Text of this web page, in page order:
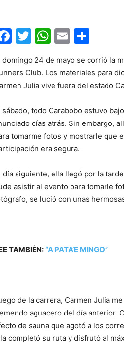
Facebook
Twitter
WhatsApp
Email
domingo 24 de mayo se corrió la
Club. Los materiales para
Julia vive fuera del estado
sábado, todo Carabobo estuvo
días atrás. Sin embargo,
tomarme fotos y mostrarle que
era segura.
día siguiente, ella llegó por la
asistir al evento para tomarle
se lució con unas
TAMBIÉN:“A PATA’E MINGO”
de la carrera, Carmen Julia
aguacero del día anterior.
de sauna que agotó a los
completó su ruta y disfrutó al